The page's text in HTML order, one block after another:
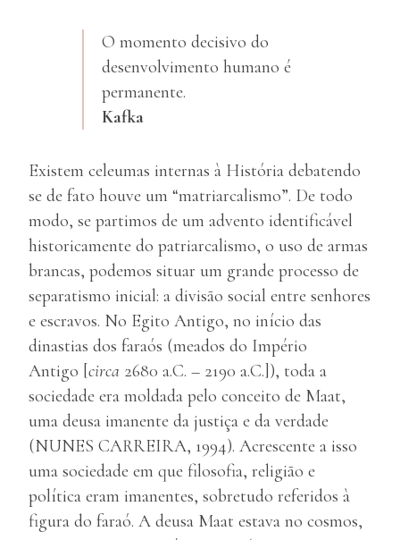
O momento decisivo do
desenvolvimento humano é
permanente.
Kafka
Existem celeumas internas à História debatendo
se de fato houve um “matriarcalismo”. De todo
modo, se partimos de um advento identificável
historicamente do patriarcalismo, o uso de armas
brancas, podemos situar um grande processo de
separatismo inicial: a divisão social entre senhores
e escravos. No Egito Antigo, no início das
dinastias dos faraós (meados do Império
Antigo [circa 2680 a.C. – 2190 a.C.]), toda a
sociedade era moldada pelo conceito de Maat,
uma deusa imanente da justiça e da verdade
(NUNES CARREIRA, 1994). Acrescente a isso
uma sociedade em que filosofia, religião e
política eram imanentes, sobretudo referidos à
figura do faraó. A deusa Maat estava no cosmos,